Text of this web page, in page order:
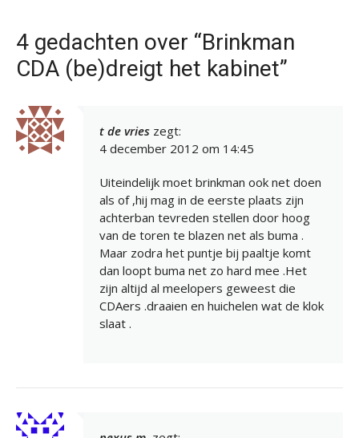
4 gedachten over “Brinkman
CDA (be)dreigt het kabinet”
t de vries zegt:
4 december 2012 om 14:45
Uiteindelijk moet brinkman ook net doen
als of ,hij mag in de eerste plaats zijn
achterban tevreden stellen door hoog
van de toren te blazen net als buma .
Maar zodra het puntje bij paaltje komt
dan loopt buma net zo hard mee .Het
zijn altijd al meelopers geweest die
CDAers .draaien en huichelen wat de klok
slaat .